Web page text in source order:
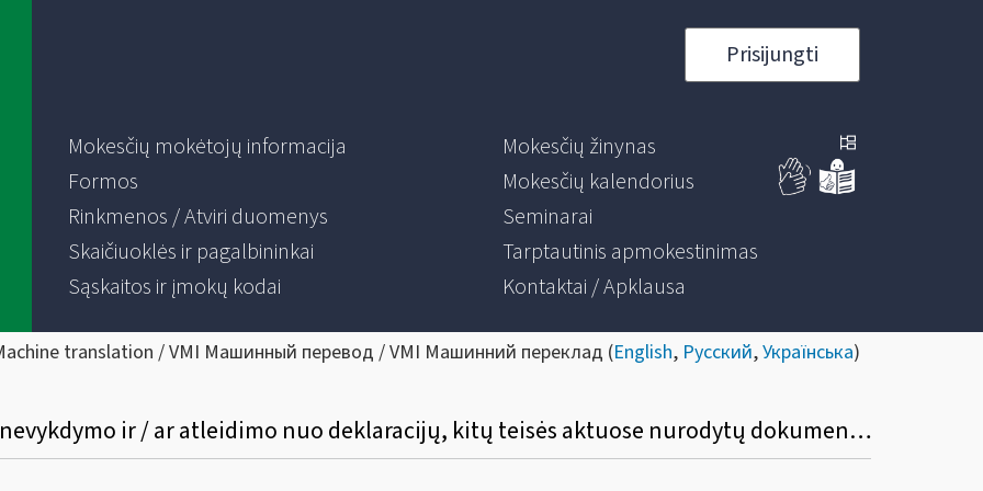
Prisijungti
Mokesčių mokėtojų informacija
Formos
Rinkmenos / Atviri duomenys
Skaičiuoklės ir pagalbininkai
Sąskaitos ir įmokų kodai
Mokesčių žinynas
Mokesčių kalendorius
Seminarai
Tarptautinis apmokestinimas
Kontaktai / Apklausa
translation / VMI Машинный перевод / VMI Машинний переклад (English, Русский,Українська)
Kokia yra prašymo dėl laikino veiklos nevykdymo ir / ar atleidimo nuo deklaracijų, kitų teisės aktuose nurodytų dokumentų pateikimo tvarka, terminai ir atvejai?